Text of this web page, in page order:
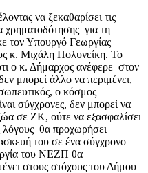
να ξεκαθαρίσει τις
για τη
τον Υπουργό Γεωργίας
κ. Μιχάλη Πολυνείκη. Το
ο κ. Δήμαρχος ανέφερε στον
μπορεί άλλο να περιμένει,
ο κόσμος
σύγχρονες, δεν μπορεί να
σε ΖΚ, ούτε να εξασφαλίσει
λόγους θα προχωρήσει
του σε ένα σύγχρονο
του ΝΕΖΠ θα
στους στόχους του Δήμου